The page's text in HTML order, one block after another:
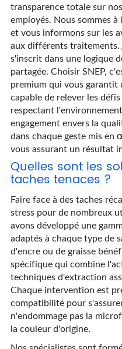
transparence totale sur
employés. Nous sommes
et vous informons sur les
aux différents
s'inscrit dans une logique
partagée. Choisir SNEP,
premium qui vous garantit
capable de relever les
respectant
engagement envers la
dans chaque geste mis en
vous assurant un résultat
Quelles sont les
taches tenaces ?
Faire face à des taches
stress pour de nombreux
avons développé une
adaptés à chaque type de
d'encre ou de graisse
spécifique qui combine
techniques d'extraction
Chaque intervention est
compatibilité pour
n'endommage pas la
la couleur d'origine.